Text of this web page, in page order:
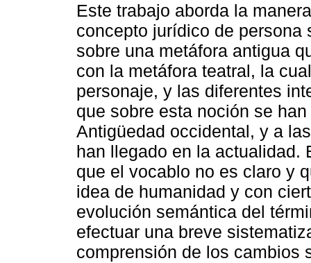
Este trabajo aborda la
concepto jurídico de persona
sobre una metáfora antigua
con la metáfora teatral, la
personaje, y las diferentes
que sobre esta noción se
Antigüedad occidental, y a
han llegado en la actualidad.
que el vocablo no es claro y
idea de humanidad y con
evolución semántica del
efectuar una breve
comprensión de los cambios